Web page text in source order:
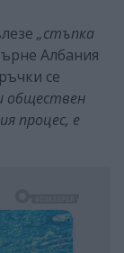
„стъпка
Албания
се
обществен
процес, е